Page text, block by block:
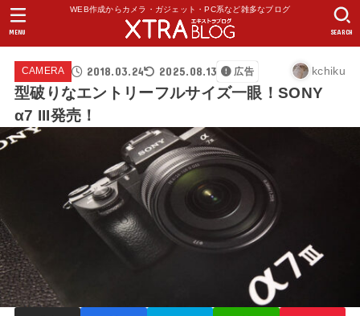
WEB作成からカメラ・ガジェット・PC系など雑多なブログ
SEARCH
MENU
CAMERA 2018.03.24 2025.08.13 広告 kchiku
型破りなエントリーフルサイズ一眼！SONY
α7 III発売！